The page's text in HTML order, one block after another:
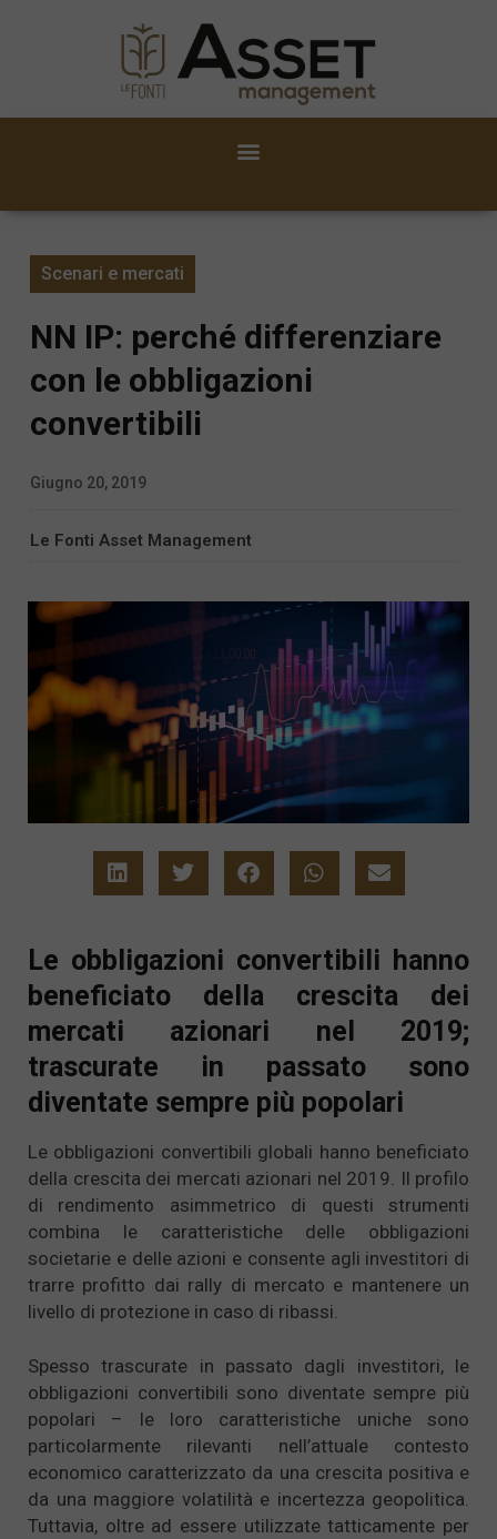
Scenari e mercati
NN IP: perché differenziare
con le obbligazioni
convertibili
Giugno 20, 2019
Le Fonti Asset Management
Le obbligazioni convertibili hanno
beneficiato della crescita dei
mercati azionari nel 2019;
trascurate in passato sono
diventate sempre più popolari
Le obbligazioni convertibili globali hanno beneficiato
della crescita dei mercati azionari nel 2019. Il profilo
di rendimento asimmetrico di questi strumenti
combina le caratteristiche delle obbligazioni
societarie e delle azioni e consente agli investitori di
trarre profitto dai rally di mercato e mantenere un
livello di protezione in caso di ribassi.
Spesso trascurate in passato dagli investitori, le
obbligazioni convertibili sono diventate sempre più
popolari – le loro caratteristiche uniche sono
particolarmente rilevanti nell’attuale contesto
economico caratterizzato da una crescita positiva e
da una maggiore volatilità e incertezza geopolitica.
Tuttavia, oltre ad essere utilizzate tatticamente per